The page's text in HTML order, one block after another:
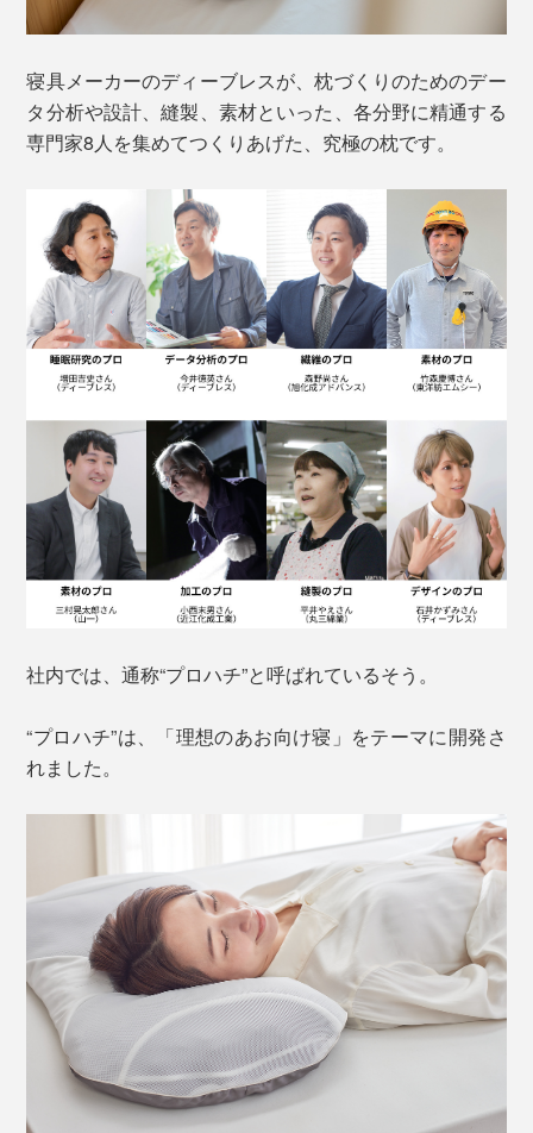
寝具メーカーのディーブレスが、枕づくりのためのデー
タ分析や設計、縫製、素材といった、各分野に精通する
専門家8人を集めてつくりあげた、究極の枕です。
社内では、通称“プロハチ”と呼ばれているそう。
“プロハチ”は、「理想のあお向け寝」をテーマに開発さ
れました。